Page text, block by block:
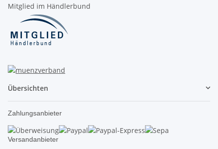
Mitglied im Händlerbund
Übersichten
Zahlungsanbieter
Versandanbieter